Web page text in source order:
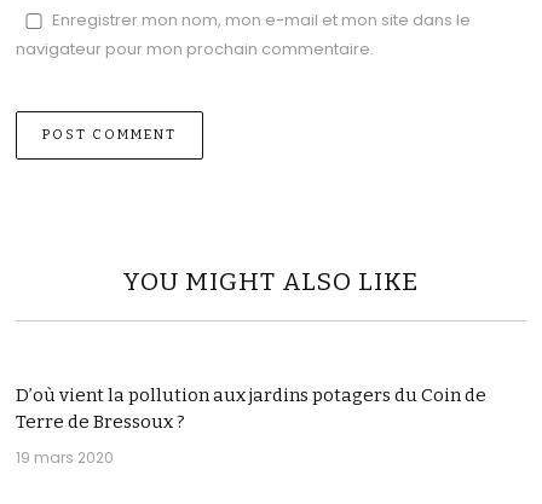
Enregistrer mon nom, mon e-mail et mon site dans le
navigateur pour mon prochain commentaire.
YOU MIGHT ALSO LIKE
D’où vient la pollution aux jardins potagers du Coin de
Terre de Bressoux ?
19 mars 2020